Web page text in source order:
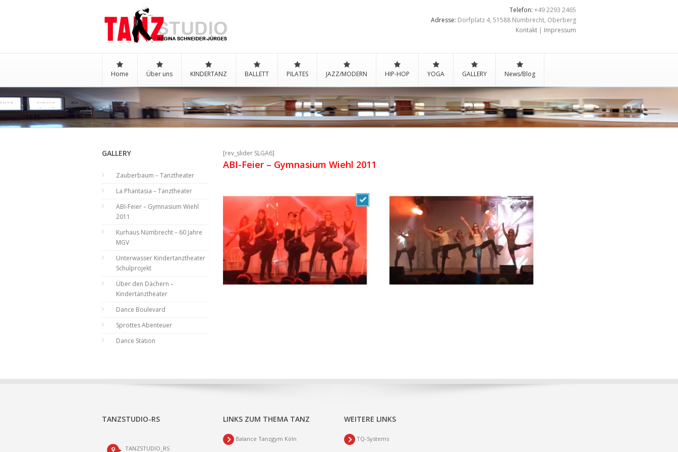
Telefon: +49 2293 2465
Adresse: Dorfplatz 4, 51588 Nümbrecht, Oberberg
Kontakt | Impressum
Home Über uns KINDERTANZ BALLETT PILATES JAZZ/MODERN HIP-HOP YOGA GALLERY News/Blog
//
GALLERY
Zauberbaum – Tanztheater
La Phantasia – Tanztheater
ABI-Feier – Gymnasium Wiehl
2011
Kurhaus Nümbrecht – 60 Jahre
MGV
Unterwasser Kindertanztheater
Schulprojekt
Über den Dächern –
Kindertanztheater
Dance Boulevard
Sprottes Abenteuer
Dance Station
[rev_slider SLGA6]
ABI-Feier – Gymnasium Wiehl 2011
TANZSTUDIO-RS
TANZSTUDIO_RS
LINKS ZUM THEMA TANZ
Balance Tanzgym Köln
WEITERE LINKS
TQ-Systems